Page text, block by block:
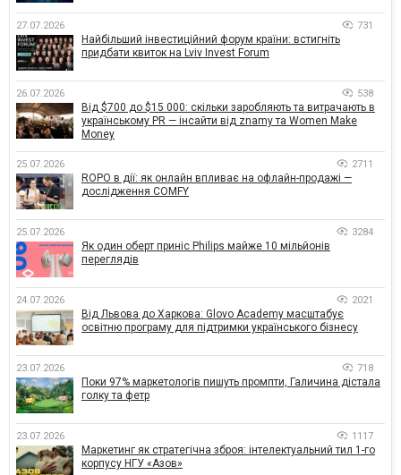
27.07.2026 731
Найбільший інвестиційний форум країни: встигніть
придбати квиток на Lviv Invest Forum
26.07.2026 538
Від $700 до $15 000: скільки заробляють та витрачають в
українському PR — інсайти від znamy та Women Make
Money
25.07.2026 2711
ROPO в дії: як онлайн впливає на офлайн-продажі —
дослідження COMFY
25.07.2026 3284
Як один оберт приніс Philips майже 10 мільйонів
переглядів
24.07.2026 2021
Від Львова до Харкова: Glovo Academy масштабує
освітню програму для підтримки українського бізнесу
23.07.2026 718
Поки 97% маркетологів пишуть промпти, Галичина дістала
голку та фетр
23.07.2026 1117
Маркетинг як стратегічна зброя: інтелектуальний тил 1-го
корпусу НГУ «Азов»